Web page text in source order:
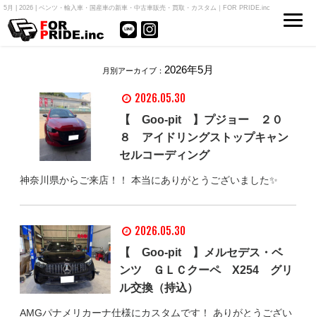
5月 | 2026 | ベンツ・輸入車・国産車の新車・中古車販売・買取・カスタム｜FOR PRIDE.inc
月別アーカイブ： 2026年5月
2026.05.30
【 Goo-pit 】プジョー ２０
８ アイドリングストップキャン
セルコーディング
神奈川県からご来店！！ 本当にありがとうございました✨
2026.05.30
【 Goo-pit 】メルセデス・ベ
ンツ ＧＬＣクーペ X254 グリ
ル交換（持込）
AMGパナメリカーナ仕様にカスタムです！ ありがとうござい